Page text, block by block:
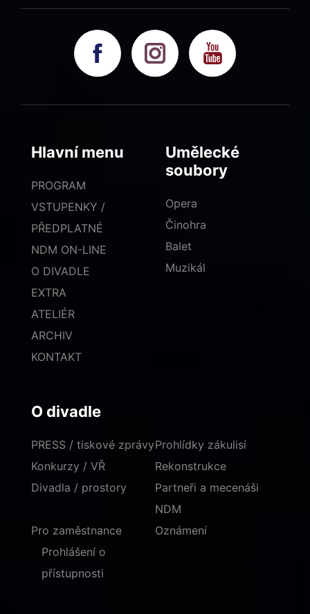
Hlavní menu
PROGRAM
VSTUPENKY /
PŘEDPLATNÉ
NDM ON-LINE
O DIVADLE
EXTRA
ATELIÉR
ARCHIV
KONTAKT
Umělecké
soubory
Opera
Činohra
Balet
Muzikál
O divadle
PRESS / tiskové zprávy
Konkurzy / VŘ
Divadla / prostory
Prohlídky zákulisí
Rekonstrukce
Partneři a mecenáši
NDM
Pro zaměstnance
Oznámení
Prohlášení o
přístupnosti